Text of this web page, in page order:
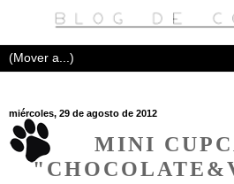
miércoles, 29 de agosto de 2012
MINI